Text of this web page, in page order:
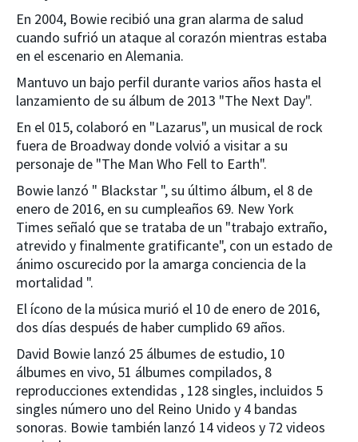
En 2004, Bowie recibió una gran alarma de salud
cuando sufrió un ataque al corazón mientras estaba
en el escenario en Alemania.
Mantuvo un bajo perfil durante varios años hasta el
lanzamiento de su álbum de 2013 "The Next Day".
En el 015, colaboró ​​en "Lazarus", un musical de rock
fuera de Broadway donde volvió a visitar a su
personaje de "The Man Who Fell to Earth".
Bowie lanzó " Blackstar ", su último álbum, el 8 de
enero de 2016, en su cumpleaños 69. New York
Times señaló que se trataba de un "trabajo extraño,
atrevido y finalmente gratificante", con un estado de
ánimo oscurecido por la amarga conciencia de la
mortalidad ".
El ícono de la música murió el 10 de enero de 2016,
dos días después de haber cumplido 69 años.
David Bowie lanzó 25 álbumes de estudio, 10
álbumes en vivo, 51 álbumes compilados, 8
reproducciones extendidas , 128 singles, incluidos 5
singles número uno del Reino Unido y 4 bandas
sonoras. Bowie también lanzó 14 videos y 72 videos